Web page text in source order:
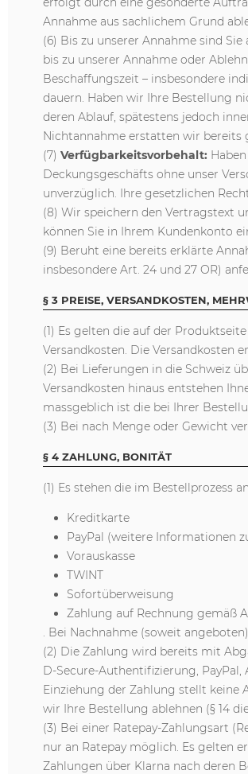
Annahme aus sachlichem Grund
(6) Bis zu unserer Annahme sind
bis zu unserer Annahme oder
Beschaffungszeit – insbesondere
dauern. Haben wir Ihre Bestellung
deren Ablauf, spätestens jedoch
Nichtannahme erstatten wir bereits
(7) Verfügbarkeitsvorbehalt:
Deckungsgeschäfts ohne unser
unverzüglich. Ihre gesetzlichen
(8) Wir speichern den Vertragstext
können Sie in Ihrem Kundenkonto
(9) Beruht eine bereits erklärte
insbesondere Art. 24 und 27 OR)
§ 3 PREISE, VERSANDKOSTEN,
(1) Es gelten die auf der
Versandkosten. Die Versandkosten
(2) Bei Lieferungen in die Schweiz
Versandkosten hinaus entstehen
massgeblich ist die bei Ihrer
(3) Bei nach Menge oder Gewicht
§ 4 ZAHLUNG, BONITÄT
(1) Es stehen die im Bestellprozess
Kreditkarte
PayPal (weitere Informationen
Vorauskasse
TWINT
Sofortüberweisung
Zahlung auf Rechnung gemäß
. Bei Nachnahme (soweit
(2) Die Zahlung wird bereits mit
D-Secure-Authentifizierung,
Einziehung der Zahlung stellt keine
wir Ihre Bestellung ablehnen (§ 14
(3) Bei einer Ratepay-Zahlungsart
nur an Ratepay möglich. Es gelten
Zahlungen über Klarna nach deren